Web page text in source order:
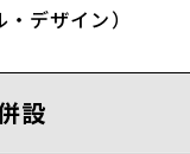
デザイン）
設